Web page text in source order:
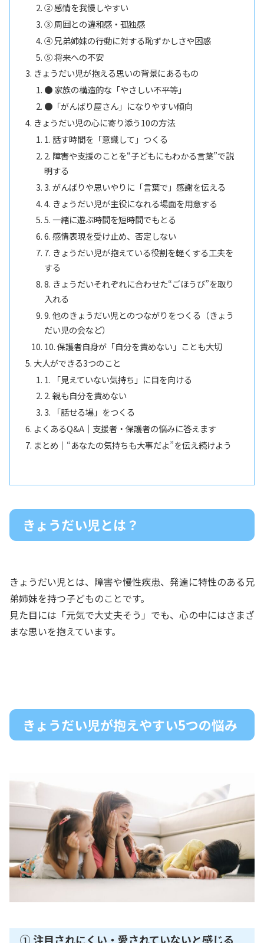
② 感情を我慢しやすい
③ 周囲との違和感・孤独感
④ 兄弟姉妹の行動に対する恥ずかしさや困惑
⑤ 将来への不安
きょうだい児が抱える思いの背景にあるもの
● 家族の構造的な「やさしい不平等」
●「がんばり屋さん」になりやすい傾向
きょうだい児の心に寄り添う10の方法
1. 話す時間を「意識して」つくる
2. 障害や支援のことを“子どもにもわかる言葉”で説
明する
3. がんばりや思いやりに「言葉で」感謝を伝える
4. きょうだい児が主役になれる場面を用意する
5. 一緒に遊ぶ時間を短時間でもとる
6. 感情表現を受け止め、否定しない
7. きょうだい児が抱えている役割を軽くする工夫を
する
8. きょうだいそれぞれに合わせた“ごほうび”を取り
入れる
9. 他のきょうだい児とのつながりをつくる（きょう
だい児の会など）
10. 保護者自身が「自分を責めない」ことも大切
大人ができる3つのこと
1. 「見えていない気持ち」に目を向ける
2. 親も自分を責めない
3. 「話せる場」をつくる
よくあるQ&A｜支援者・保護者の悩みに答えます
まとめ｜“あなたの気持ちも大事だよ”を伝え続けよう
きょうだい児とは？
きょうだい児とは、障害や慢性疾患、発達に特性のある兄
弟姉妹を持つ子どものことです。
見た目には「元気で大丈夫そう」でも、心の中にはさまざ
まな思いを抱えています。
きょうだい児が抱えやすい5つの悩み
① 注目されにくい・愛されていないと感じる